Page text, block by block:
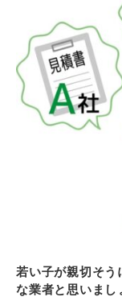
若い子が親切そう
な業者と思いまし